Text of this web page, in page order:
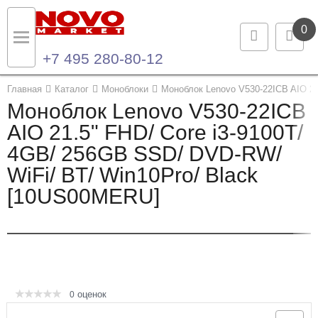
0
+7 495 280-80-12
Главная Каталог Моноблоки Моноблок Lenovo V530-22ICB AIO
Моноблок Lenovo V530-22ICB
AIO 21.5" FHD/ Core i3-9100T/
4GB/ 256GB SSD/ DVD-RW/
WiFi/ BT/ Win10Pro/ Black
[10US00MERU]
0 оценок
Назад
Каталог продукции
Ноутбуки и ультрабуки
Компьютеры
Назад
Контакты
Контактная информация